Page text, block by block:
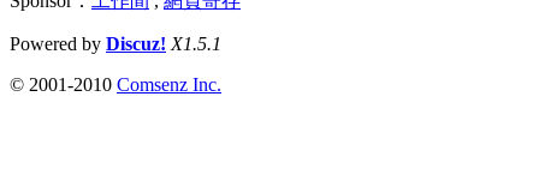
Powered by Discuz! X1.5.1
© 2001-2010 Comsenz Inc.